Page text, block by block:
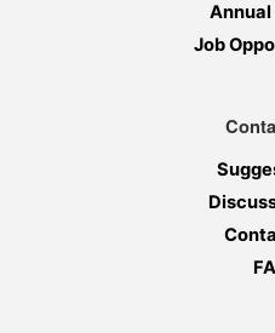
Annual
Job